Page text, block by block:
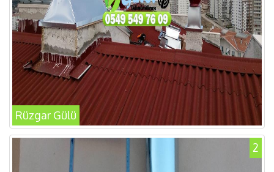
Rüzgar Gülü
2